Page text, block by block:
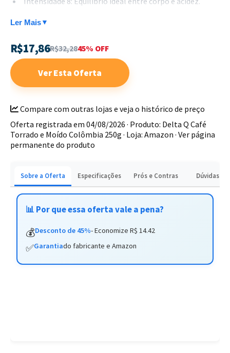
Moagem universal: Compatível com diversos métodos
Embalagem de 250g: Mantém o frescor e o aroma do
Origem selecionada: Grãos 100% arábica da Colômbia.
da manhã ou em momentos de pausa. Garanta o seu pacote
e eleve o padrão das suas xícaras.
Ler Mais ▼
R$17,86R$32,2845% OFF
Ver Esta Oferta
Compare com outras lojas e veja o histórico de preço
Oferta registrada em 04/08/2026 · Produto: Delta Q Café
Torrado e Moído Colômbia 250g · Loja: Amazon · Ver página
permanente do produto
Sobre a Oferta Especificações Prós e Contras Dúvidas
📊 Por que essa oferta vale a pena?
💰Desconto de 45%- Economize R$ 14.42
✅Garantiado fabricante e Amazon